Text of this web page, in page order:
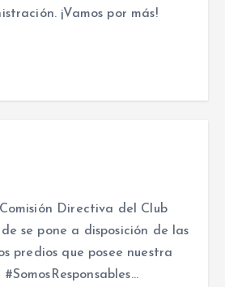
¡Vamos por más!
Directiva del Club
se pone a disposición de las
predios que posee nuestra